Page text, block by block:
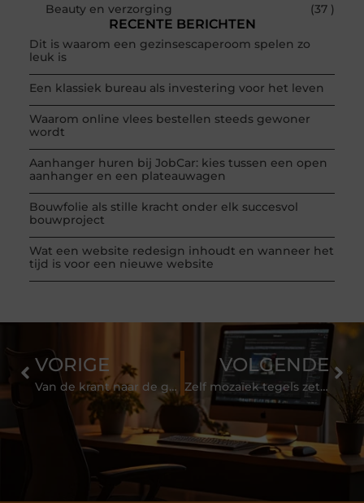
Beauty en verzorging
(37 )
RECENTE BERICHTEN
Dit is waarom een gezinsescaperoom spelen zo
leuk is
Een klassiek bureau als investering voor het leven
Waarom online vlees bestellen steeds gewoner
wordt
Aanhanger huren bij JobCar: kies tussen een open
aanhanger en een plateauwagen
Bouwfolie als stille kracht onder elk succesvol
bouwproject
Wat een website redesign inhoudt en wanneer het
tijd is voor een nieuwe website
VORIGE
Van de krant naar de grootste YouTubers van Nederland
VOLGENDE
Zelf mozaïek tegels zetten